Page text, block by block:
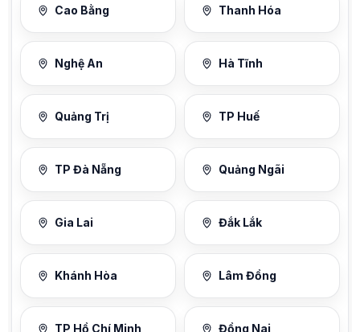
Cao Bằng Thanh Hóa
Nghệ An Hà Tĩnh
Quảng Trị TP Huế
TP Đà Nẵng Quảng Ngãi
Gia Lai Đắk Lắk
Khánh Hòa Lâm Đồng
TP Hồ Chí Minh Đồng Nai